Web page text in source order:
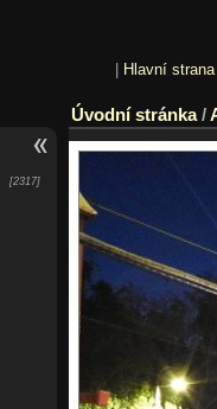
Hlavní
2317
Úvodní stránka/